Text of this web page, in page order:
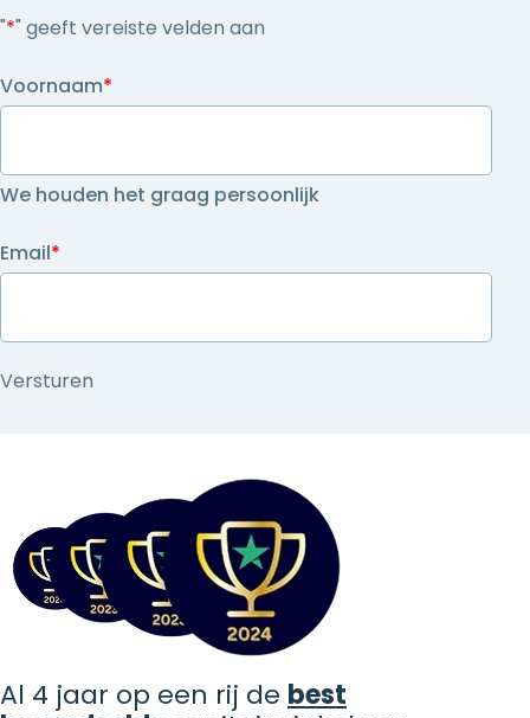
"*" geeft vereiste velden aan
Voornaam*
We houden het graag persoonlijk
Email*
Al 4 jaar op een rij de best